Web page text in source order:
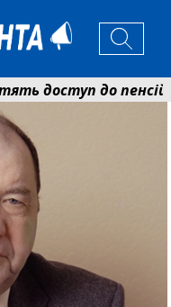
доступ до пенсій і
дітей із